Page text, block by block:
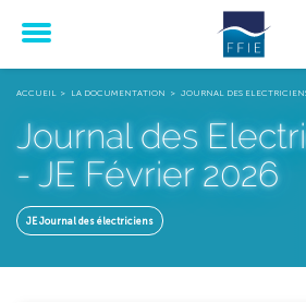
ACCUEIL
LA DOCUMENTATION JOURNAL DES
Journal des
- JE Février 2026
JE Journal des électriciens